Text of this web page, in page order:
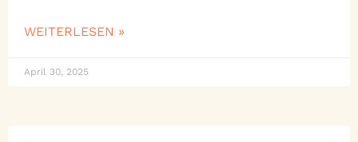
WEITERLESEN »
April 30, 2025